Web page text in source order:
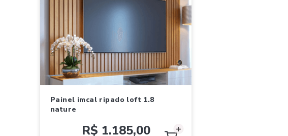
painel imcal ripado loft 1.8
nature
R$ 1.185,00